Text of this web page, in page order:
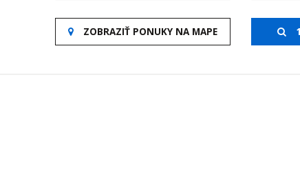
ZOBRAZIŤ PONUKY NA MAPE